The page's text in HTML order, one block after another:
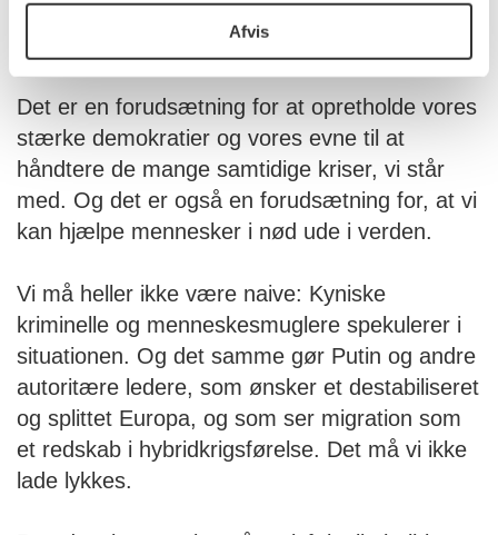
Afvis
landes sammenhængskraft og vores EU-
fællesskab har værdi i sig selv.
Det er en forudsætning for at opretholde vores
stærke demokratier og vores evne til at
håndtere de mange samtidige kriser, vi står
med. Og det er også en forudsætning for, at vi
kan hjælpe mennesker i nød ude i verden.
Vi må heller ikke være naive: Kyniske
kriminelle og menneskesmuglere spekulerer i
situationen. Og det samme gør Putin og andre
autoritære ledere, som ønsker et destabiliseret
og splittet Europa, og som ser migration som
et redskab i hybridkrigsførelse. Det må vi ikke
lade lykkes.